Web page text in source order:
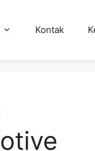
Kontak